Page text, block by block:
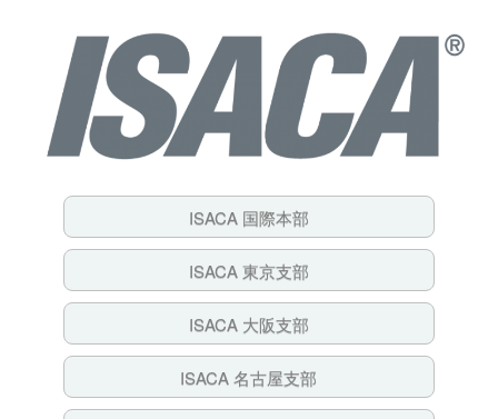
ISACA 国際本部
ISACA 東京支部
ISACA 大阪支部
ISACA 名古屋支部